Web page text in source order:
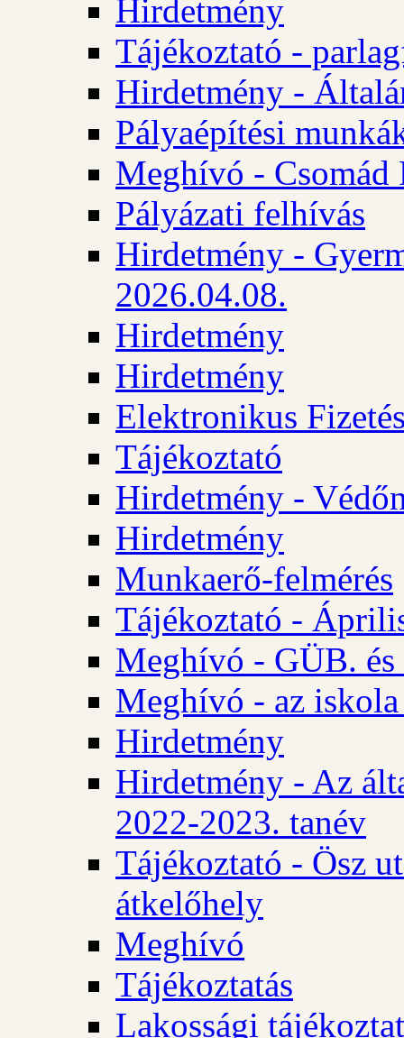
Hirdetmény
Tájékoztató -
Hirdetmény -
Pályaépítési
Meghívó - Csomád
Pályázati felhívás
Hirdetmény -
2026.04.08.
Hirdetmény
Hirdetmény
Elektronikus
Tájékoztató
Hirdetmény -
Hirdetmény
Munkaerő-felmérés
Tájékoztató -
Meghívó - GÜB.
Meghívó - az iskola
Hirdetmény
Hirdetmény - Az
2022-2023. tanév
Tájékoztató - Ösz
átkelőhely
Meghívó
Tájékoztatás
Lakossági